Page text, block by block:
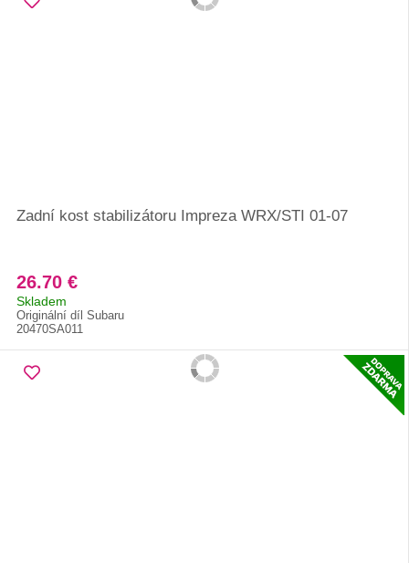
Zadní kost stabilizátoru Impreza WRX/STI 01-07
26.70 €
Skladem
Originální díl Subaru
20470SA011